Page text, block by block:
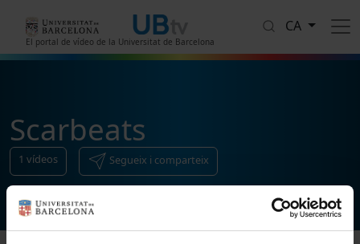
El portal de vídeo de la Universitat de Barcelona
CA
Scarbeats
1 vídeos Segueix i comparteix